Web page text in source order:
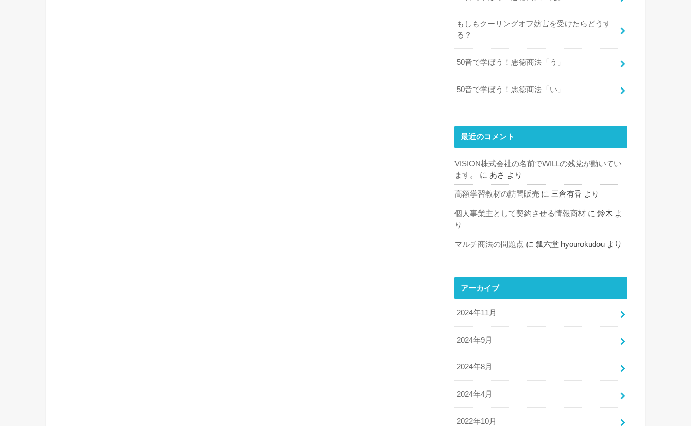
もしもクーリングオフ妨害を受けたらどうす
る？
50音で学ぼう！悪徳商法「う」
50音で学ぼう！悪徳商法「い」
最近のコメント
VISION株式会社の名前でWILLの残党が動いてい
ます。
に あさ より
高額学習教材の訪問販売 に 三倉有香 より
個人事業主として契約させる情報商材 に 鈴木 よ
り
マルチ商法の問題点 に 瓢六堂 hyourokudou より
アーカイブ
2024年11月
2024年9月
2024年8月
2024年4月
2022年10月